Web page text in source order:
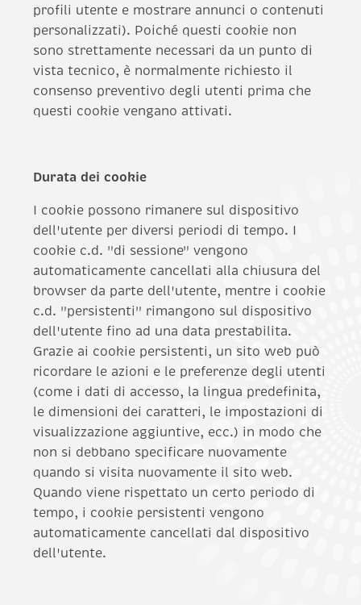
profili utente e mostrare annunci o contenuti
personalizzati). Poiché questi cookie non
sono strettamente necessari da un punto di
vista tecnico, è normalmente richiesto il
consenso preventivo degli utenti prima che
questi cookie vengano attivati.
Durata dei cookie
I cookie possono rimanere sul dispositivo
dell'utente per diversi periodi di tempo. I
cookie c.d. "di sessione" vengono
automaticamente cancellati alla chiusura del
browser da parte dell'utente, mentre i cookie
c.d. "persistenti" rimangono sul dispositivo
dell'utente fino ad una data prestabilita.
Grazie ai cookie persistenti, un sito web può
ricordare le azioni e le preferenze degli utenti
(come i dati di accesso, la lingua predefinita,
le dimensioni dei caratteri, le impostazioni di
visualizzazione aggiuntive, ecc.) in modo che
non si debbano specificare nuovamente
quando si visita nuovamente il sito web.
Quando viene rispettato un certo periodo di
tempo, i cookie persistenti vengono
automaticamente cancellati dal dispositivo
dell'utente.